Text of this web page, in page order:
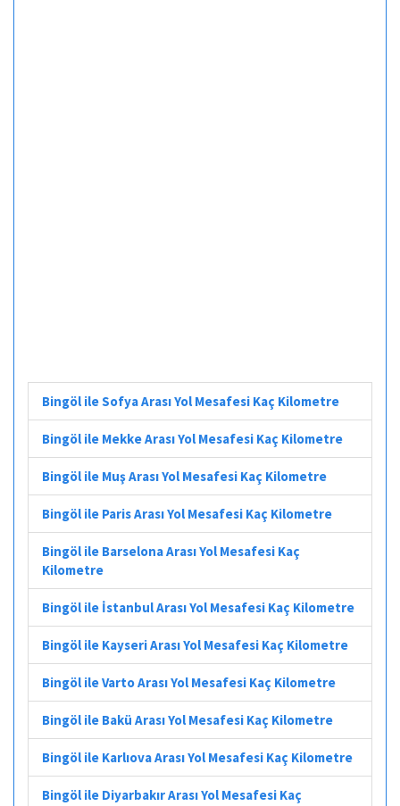
Bingöl ile Sofya Arası Yol Mesafesi Kaç Kilometre
Bingöl ile Mekke Arası Yol Mesafesi Kaç Kilometre
Bingöl ile Muş Arası Yol Mesafesi Kaç Kilometre
Bingöl ile Paris Arası Yol Mesafesi Kaç Kilometre
Bingöl ile Barselona Arası Yol Mesafesi Kaç
Kilometre
Bingöl ile İstanbul Arası Yol Mesafesi Kaç Kilometre
Bingöl ile Kayseri Arası Yol Mesafesi Kaç Kilometre
Bingöl ile Varto Arası Yol Mesafesi Kaç Kilometre
Bingöl ile Bakü Arası Yol Mesafesi Kaç Kilometre
Bingöl ile Karlıova Arası Yol Mesafesi Kaç Kilometre
Bingöl ile Diyarbakır Arası Yol Mesafesi Kaç